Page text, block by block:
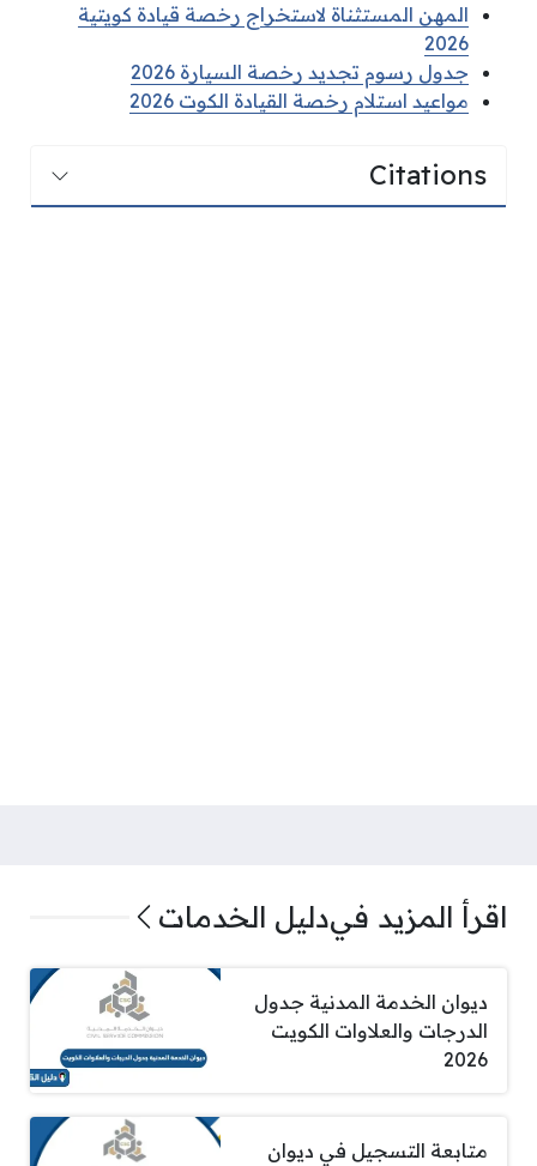
المهن المستثناة لاستخراج رخصة قيادة كويتية
2026
جدول رسوم تجديد رخصة السيارة 2026
مواعيد استلام رخصة القيادة الكوت 2026
Citations
اقرأ المزيد فيدليل الخدمات
ديوان الخدمة المدنية جدول
الدرجات والعلاوات الكويت
2026
متابعة التسجيل في ديوان